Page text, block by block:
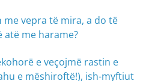
me vepra të mira, a do të
atë me harame?
e veçojmë rastin e
e mëshiroftë!), ish-myftiut